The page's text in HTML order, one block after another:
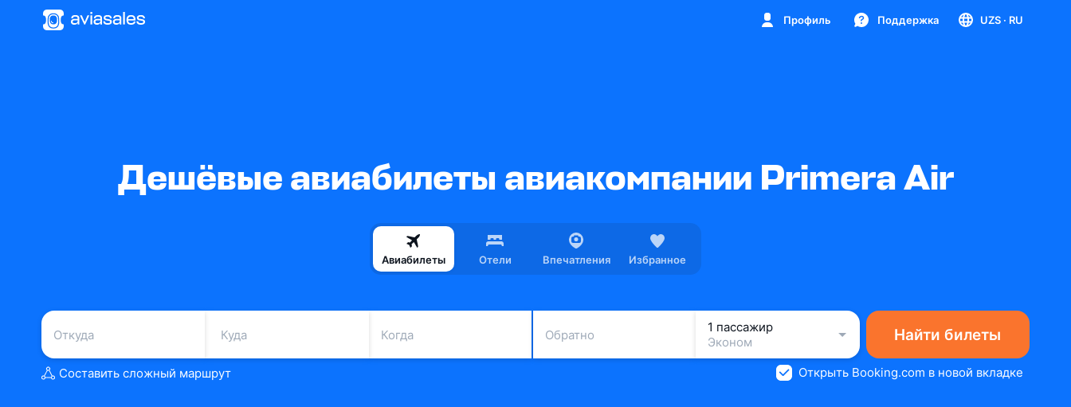
Профиль Поддержка UZS · RU
Дешёвые авиабилеты авиакомпании Primera Air
Авиабилеты Отели Впечатления Избранное
Когда Обратно
1 пассажир
Эконом
Найти билеты
Составить сложный маршрут Открыть Booking.com в новой вкладке